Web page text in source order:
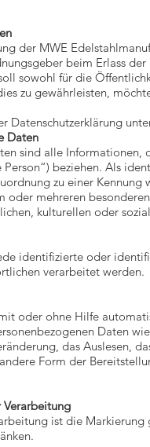
der MWE
beim Erlass
sowohl für die
zu gewährleisten,
Datenschutzerklärung
Daten
sind alle
beziehen. Als
zu einer
oder mehreren
kulturellen oder
identifizierte oder
verarbeitet werden.
oder ohne Hilfe
Daten
das Auslesen,
Form der
ist die